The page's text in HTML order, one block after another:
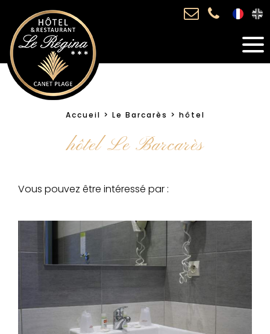
Accueil Le Barcarès hôtel
hôtel Le Barcarès
Vous pouvez être intéressé par :